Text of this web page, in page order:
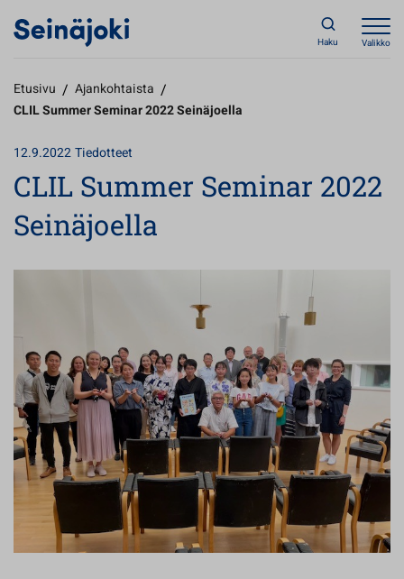
Haku Valikko
Etusivu / Ajankohtaista /
CLIL Summer Seminar 2022 Seinäjoella
12.9.2022Tiedotteet
CLIL Summer Seminar 2022
Seinäjoella